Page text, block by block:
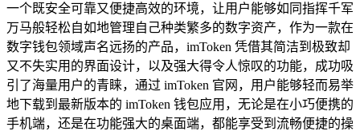
一个既安全可靠又便捷高效的环境，让用户能够如同指挥千军
万马般轻松自如地管理自己种类繁多的数字资产，作为一款在
数字钱包领域声名远扬的产品，imToken 凭借其简洁到极致却
又不失实用的界面设计，以及强大得令人惊叹的功能，成功吸
引了海量用户的青睐，通过 imToken 官网，用户能够轻而易举
地下载到最新版本的 imToken 钱包应用，无论是在小巧便携的
手机端，还是在功能强大的桌面端，都能享受到流畅便捷的操